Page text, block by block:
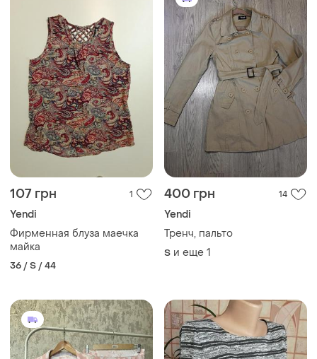
107 грн 1
Yendi
Фирменная блуза маечка
майка
36 / S / 44
400 грн 14
Yendi
Тренч, пальто
S и еще 1